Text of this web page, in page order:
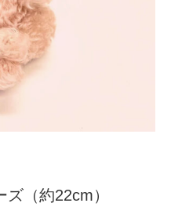
（約22cm）